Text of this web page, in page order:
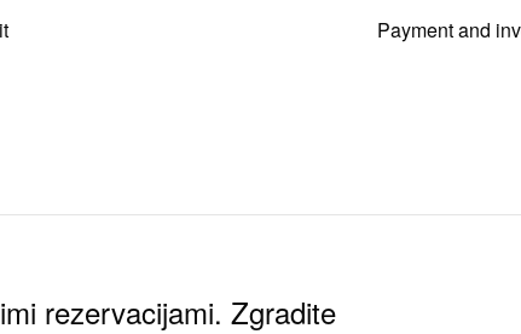
Payment and
rezervacijami. Zgradite